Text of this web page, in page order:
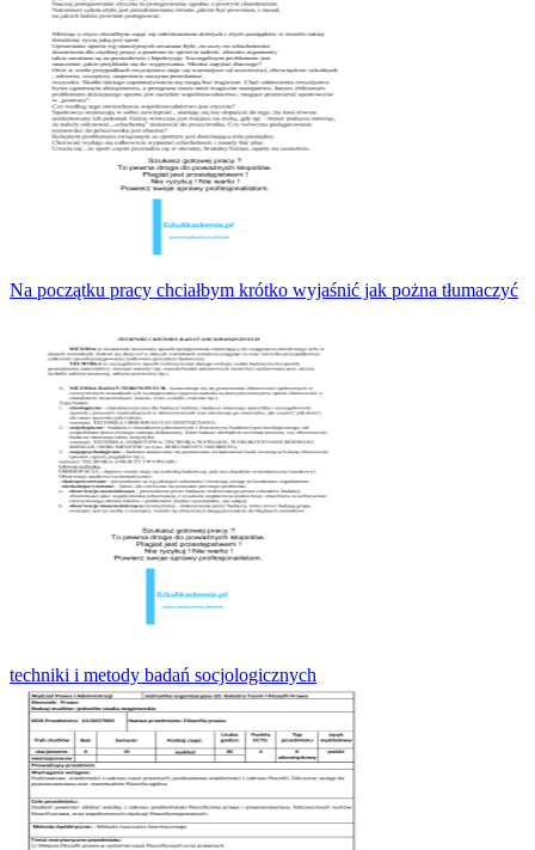
Na początku pracy chciałbym krótko wyjaśnić jak pożna tłumaczyć
techniki i metody badań socjologicznych